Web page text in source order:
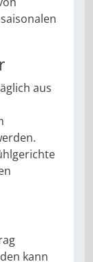
aus
kann